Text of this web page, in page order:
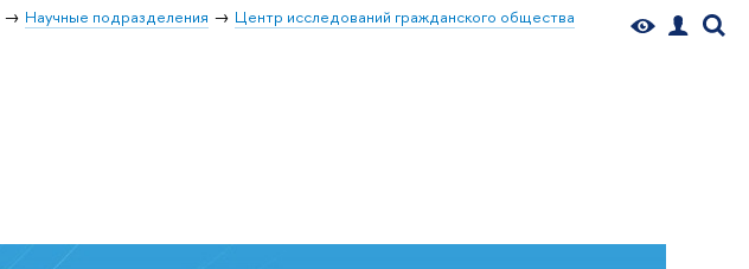
Научные подразделения
Центр исследований гражданского общества